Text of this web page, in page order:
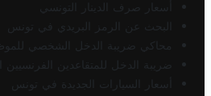
أسعار صرف الدينار التونسي
البحث عن الرمز البريدي في تونس
محاكي ضريبة الدخل الشخصي
ضريبة الدخل للمتقاعدين
أسعار السيارات الجديدة في تونس